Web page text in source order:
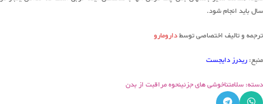
سال باید انجام شود.
ترجمه و تالیف اختصاصی توسطدارومارو
منبع:ریدرز دایجست
دسته: سلامتناخوشی های جزئینحوه مراقبت از بدن